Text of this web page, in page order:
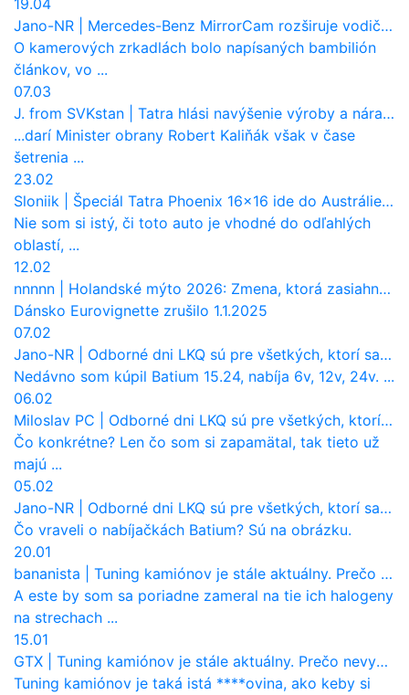
19.04
Jano-NR
Mercedes-Benz MirrorCam rozširuje vodičovi výhľad a uberá autobusom odpor vzduchu
O kamerových zrkadlách bolo napísaných bambilión
článkov, vo ...
07.03
J. from SVKstan
Tatra hlási navýšenie výroby a nárast tržieb. Ktorí odberatelia sú kľúčoví?
...darí Minister obrany Robert Kaliňák však v čase
šetrenia ...
23.02
Sloniik
Špeciál Tatra Phoenix 16×16 ide do Austrálie. Na čo bude slúžiť?
Nie som si istý, či toto auto je vhodné do odľahlých
oblastí, ...
12.02
nnnnn
Holandské mýto 2026: Zmena, ktorá zasiahne slovenských dopravcov
Dánsko Eurovignette zrušilo 1.1.2025
07.02
Jano-NR
Odborné dni LKQ sú pre všetkých, ktorí sa chcú dozvedieť niečo viac
Nedávno som kúpil Batium 15.24, nabíja 6v, 12v, 24v. ...
06.02
Miloslav PC
Odborné dni LKQ sú pre všetkých, ktorí sa chcú dozvedieť niečo viac
Čo konkrétne? Len čo som si zapamätal, tak tieto už
majú ...
05.02
Jano-NR
Odborné dni LKQ sú pre všetkých, ktorí sa chcú dozvedieť niečo viac
Čo vraveli o nabíjačkách Batium? Sú na obrázku.
20.01
bananista
Tuning kamiónov je stále aktuálny. Prečo nevyhynul ako pri osobákoch?
A este by som sa poriadne zameral na tie ich halogeny
na strechach ...
15.01
GTX
Tuning kamiónov je stále aktuálny. Prečo nevyhynul ako pri osobákoch?
Tuning kamiónov je taká istá ****ovina, ako keby si